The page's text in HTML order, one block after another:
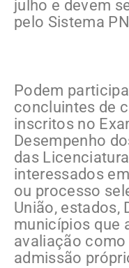
julho e devem
pelo Sistema
Podem
concluintes de
inscritos no
Desempenho
das
interessados
ou processo
União, estados,
municípios que
avaliação
admissão